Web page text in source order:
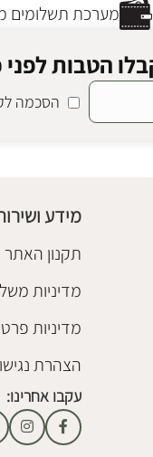
מערכת תשלומים
הטבות
הסכמה
מידע
תקנון האתר
מדיניות
מדיניות
הצהרת
עקבו אחרינו: